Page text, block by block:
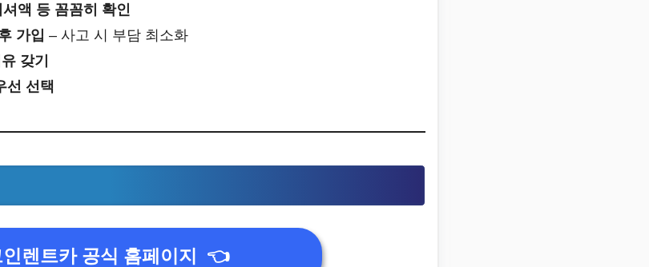
액 등 꼼꼼히 확인
가입 – 사고 시 부담 최소화
갖기
선 선택
렌트카 공식 홈페이지 👈